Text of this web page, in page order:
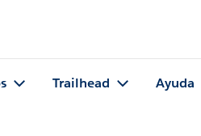
Trailhead Ayuda